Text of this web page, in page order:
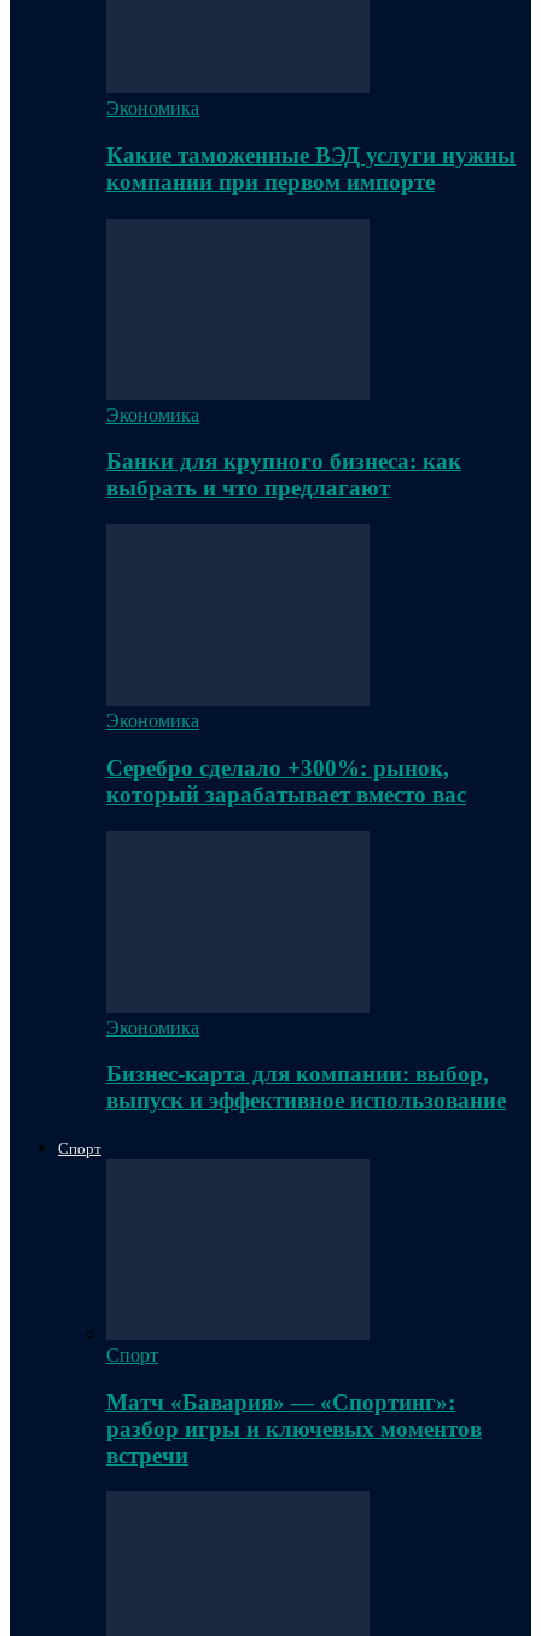
Экономика
Какие таможенные ВЭД услуги нужны
компании при первом импорте
Экономика
Банки для крупного бизнеса: как
выбрать и что предлагают
Экономика
Серебро сделало +300%: рынок,
который зарабатывает вместо вас
Экономика
Бизнес-карта для компании: выбор,
выпуск и эффективное использование
Спорт
Спорт
Матч «Бавария» — «Спортинг»:
разбор игры и ключевых моментов
встречи